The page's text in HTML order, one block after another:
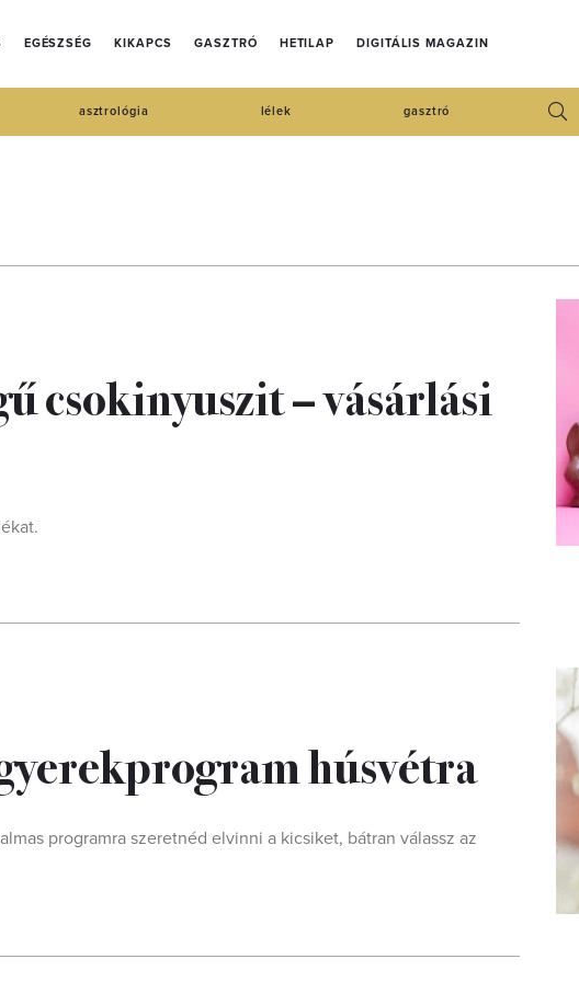
EGÉSZSÉG KIKAPCS GASZTRÓ HETILAP DIGITÁLIS MAGAZIN
asztrológia lélek gasztró
csokinyuszit – vásárlási
húsvétra
programra szeretnéd elvinni a kicsiket, bátran válassz az